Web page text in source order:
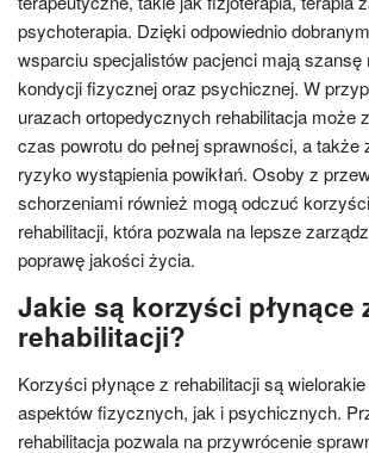
psychoterapia. Dzięki odpowiednio
wsparciu specjalistów pacjenci mają szansę
kondycji fizycznej oraz psychicznej. W
urazach ortopedycznych rehabilitacja może
czas powrotu do pełnej sprawności, a także
ryzyko wystąpienia powikłań. Osoby z
schorzeniami również mogą odczuć
rehabilitacji, która pozwala na lepsze
poprawę jakości życia.
Jakie są korzyści płynące
rehabilitacji?
Korzyści płynące z rehabilitacji są
aspektów fizycznych, jak i psychicznych.
rehabilitacja pozwala na przywrócenie